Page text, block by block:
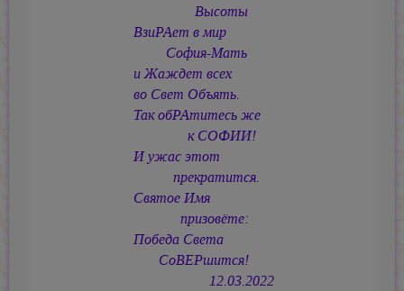
Высоты
ВзиРАет в мир
София-Мать
и Жаждет всех
во Свет Объять.
Так обРАтитесь же
к СОФИИ!
И ужас этот
прекратится.
Святое Имя
призовёте:
Победа Света
СоВЕРшится!
12.03.2022